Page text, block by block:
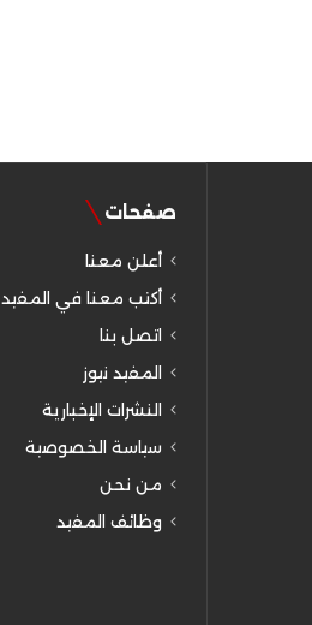
صفحات
أعلن معنا
أكتب معنا في المفيد
اتصل بنا
المفيد نيوز
النشرات الإخبارية
سياسة الخصوصية
من نحن
وظائف المفيد